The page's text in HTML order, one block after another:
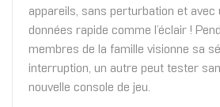
appareils, sans perturbation et avec
données rapide comme l’éclair !
membres de la famille visionne sa
interruption, un autre peut tester
nouvelle console de jeu.